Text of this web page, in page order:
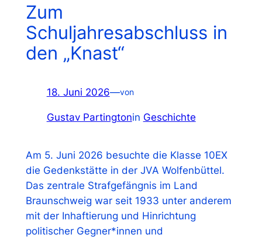
Zum
Schuljahresabschluss in
den „Knast“
18. Juni 2026—von
Gustav Partingtonin Geschichte
Am 5. Juni 2026 besuchte die Klasse 10EX
die Gedenkstätte in der JVA Wolfenbüttel.
Das zentrale Strafgefängnis im Land
Braunschweig war seit 1933 unter anderem
mit der Inhaftierung und Hinrichtung
politischer Gegner*innen und